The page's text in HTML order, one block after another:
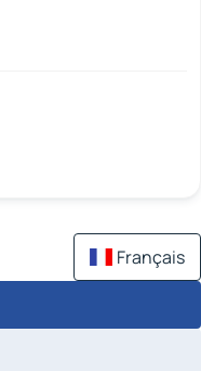
Français